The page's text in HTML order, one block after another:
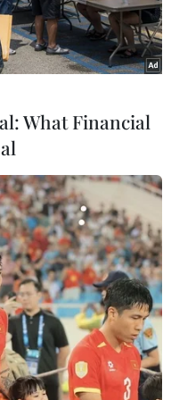
phố. (Ảnh tư liệu
ca Hà Nội mùa
Hà Nội tổ chức đã
Thủ đô kiên
What Financial